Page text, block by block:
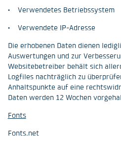
• Verwendetes Betriebssystem
• Verwendete IP-Adresse
Die erhobenen Daten dienen
Auswertungen und zur
Websitebetreiber behält sich
Logfiles nachträglich zu
Anhaltspunkte auf eine
Daten werden 12 Wochen
Fonts
Fonts.net